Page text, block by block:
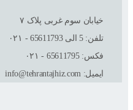
خیابان سوم غربی پلاک ٧
تلفن: 5 الی 65611793 - ۰۲۱
فکس: 65611795 - ۰۲۱
ایمیل: info@tehrantajhiz.com